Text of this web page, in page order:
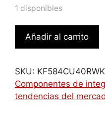
1 disponibles
MEMORIA
KINGSTON
8400MT/S
DDR5
CL40
Añadir al carrito
SKU:
Componentes de
tendencias del